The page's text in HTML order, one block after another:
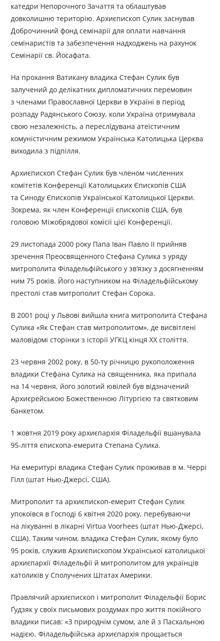
катедри Непорочного Зачаття та облаштував
довколишню територію. Архиєпископ Сулик заснував
Доброчинний фонд семінарії для оплати навчання
семінаристів та забезпечення надходжень на рахунок
Семінарії св. Йосафата.
На прохання Ватикану владика Стефан Сулик був
залучений до делікатних дипломатичних перемовин
з членами Православної Церкви в Україні в період
розпаду Радянського Союзу, коли Україна отримувала
свою незалежність, а переслідувана атеїстичним
комуністичним режимом Українська Католицька Церква
виходила з підпілля.
Архиєпископ Стефан Сулик був членом численних
комітетів Конференції Католицьких Єпископів США
та Синоду Єпископів Української Католицької Церкви.
Зокрема, як член Конференції єпископів США, був
головою Міжобрядової комісії цієї Конференції.
29 листопада 2000 року Папа Іван Павло II прийняв
зречення Преосвященного Стефана Сулика з уряду
митрополита Філадельфійського у зв’язку з досягненням
ним 75 років. Його наступником на Філадельфійському
престолі став митрополит Стефан Сорока.
В 2001 році у Львові вийшла книга митрополита Стефана
Сулика «Як Стефан став митрополитом», де висвітлені
маловідомі сторінки з історії УГКЦ кінця ХХ століття.
23 червня 2002 року, в 50-ту річницю рукоположення
владики Стефана Сулика на священника, яка припала
на 14 червня, його золотий ювілей був відзначений
Архиєрейською Божественною Літургією та святковим
банкетом.
1 жовтня 2019 року архиєпархія Філадельфії вшанувала
95-ліття єпископа-емерита Степана Сулика.
На емеритурі владика Стефан Сулик проживав в м. Черрі
Гілл (штат Нью-Джерсі, США).
Митрополит та архиєпископ-емерит Стефан Сулик
упокоївся в Господі 6 квітня 2020 року, перебуваючи
на лікуванні в лікарні Virtua Voorhees (штат Нью-Джерсі,
США). Таким чином, владика Стефан Сулик, якому було
95 років, служив Архиєпископом Української католицької
архиєпархії Філадельфії й митрополитом для українців
католиків у Сполучених Штатах Америки.
Правлячий архиєпископ і митрополит Філадельфії Борис
Ґудзяк у своїх письмових роздумах про життя покійного
владики писав: «З природнім сумом, але й з Пасхальною
надією, Філадельфійська архиєпархія прощається